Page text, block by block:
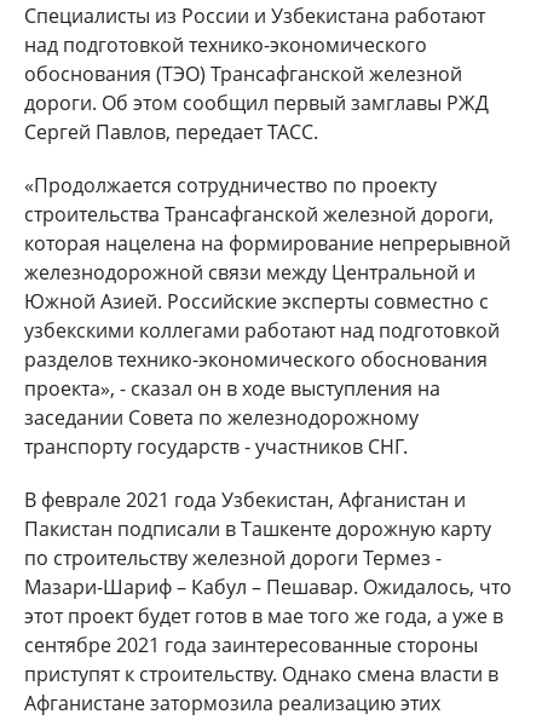
Специалисты из России и Узбекистана работают
над подготовкой технико-экономического
обоснования (ТЭО) Трансафганской железной
дороги. Об этом сообщил первый замглавы РЖД
Сергей Павлов, передает ТАСС.
«Продолжается сотрудничество по проекту
строительства Трансафганской железной дороги,
которая нацелена на формирование непрерывной
железнодорожной связи между Центральной и
Южной Азией. Российские эксперты совместно с
узбекскими коллегами работают над подготовкой
разделов технико-экономического обоснования
проекта», - сказал он в ходе выступления на
заседании Совета по железнодорожному
транспорту государств - участников СНГ.
В феврале 2021 года Узбекистан, Афганистан и
Пакистан подписали в Ташкенте дорожную карту
по строительству железной дороги Термез -
Мазари-Шариф – Кабул – Пешавар. Ожидалось, что
этот проект будет готов в мае того же года, а уже в
сентябре 2021 года заинтересованные стороны
приступят к строительству. Однако смена власти в
Афганистане затормозила реализацию этих